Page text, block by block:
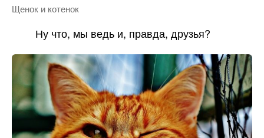
Щенок и котенок
Ну что, мы ведь и, правда, друзья?